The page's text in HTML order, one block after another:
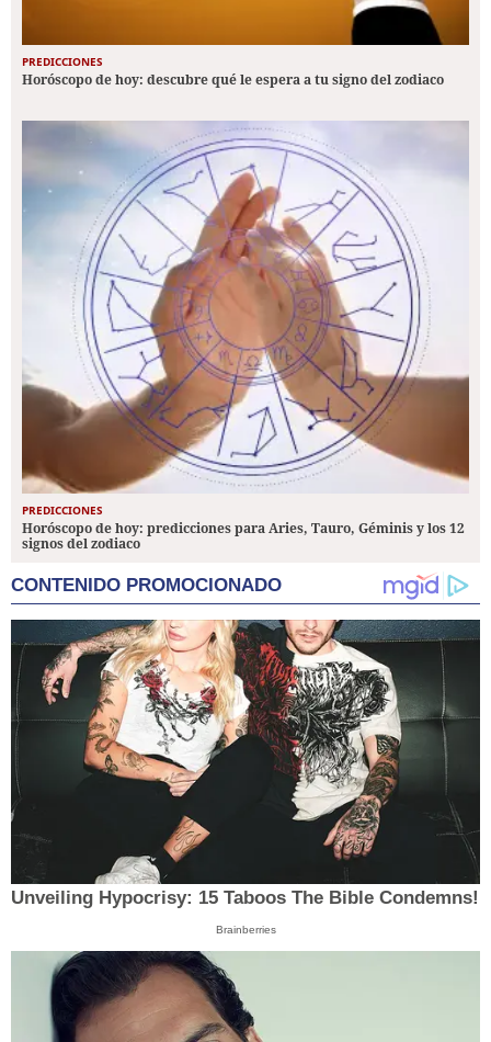
PREDICCIONES
Horóscopo de hoy: descubre qué le espera a tu signo del zodiaco
PREDICCIONES
Horóscopo de hoy: predicciones para Aries, Tauro, Géminis y los 12
signos del zodiaco
CONTENIDO PROMOCIONADO
Unveiling Hypocrisy: 15 Taboos The Bible Condemns!
Brainberries